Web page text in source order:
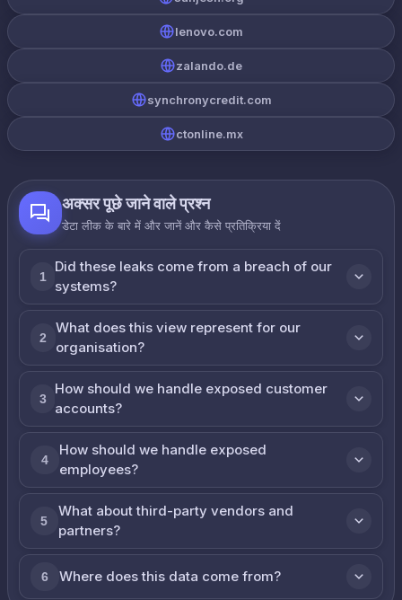
lenovo.com
zalando.de
synchronycredit.com
ctonline.mx
अक्सर पूछे जाने वाले प्रश्न
डेटा लीक के बारे में और जानें और कैसे प्रतिक्रिया दें
1
Did these leaks come from a breach of our
systems?
2
What does this view represent for our
organisation?
3
How should we handle exposed customer
accounts?
4
How should we handle exposed
employees?
5
What about third-party vendors and
partners?
6 Where does this data come from?